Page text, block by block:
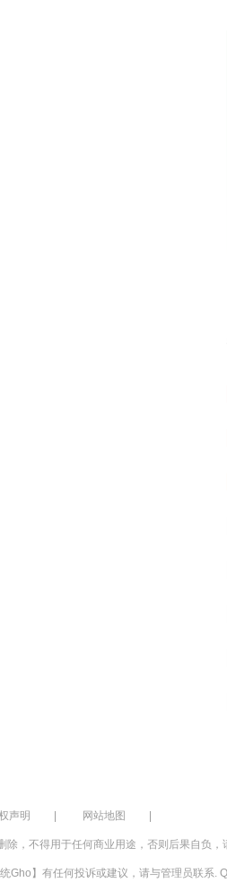
声明 网站地图
，不得用于任何商业用途，否则后果自负，
Gho】有任何投诉或建议，请与管理员联系.